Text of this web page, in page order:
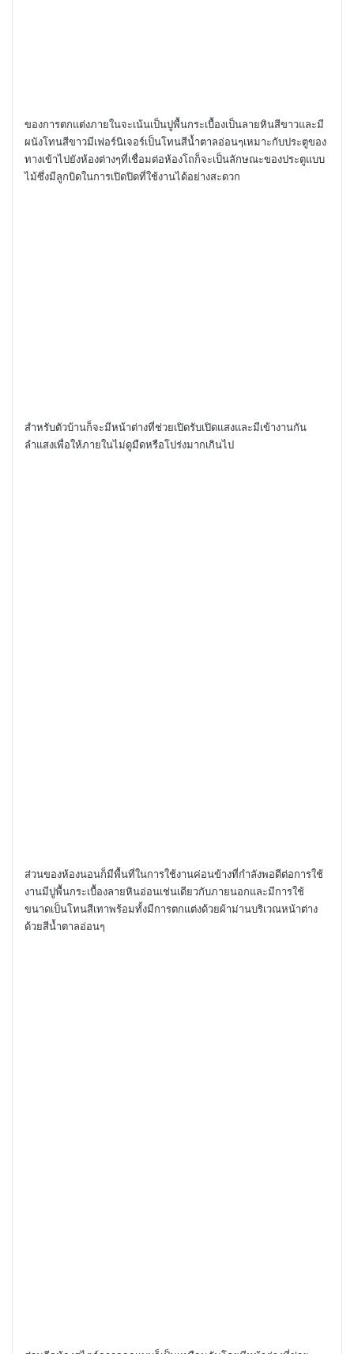
ของการตกแต่งภายในจะเน้นเป็นปูพื้นกระเบื้องเป็นลายหินสีขาวและมี
ผนังโทนสีขาวมีเฟอร์นิเจอร์เป็นโทนสีน้ำตาลอ่อนๆเหมาะกับประตูของ
ทางเข้าไปยังห้องต่างๆที่เชื่อมต่อห้องโถก็จะเป็นลักษณะของประตูแบบ
ไม้ซึ่งมีลูกบิดในการเปิดปิดที่ใช้งานได้อย่างสะดวก
สำหรับตัวบ้านก็จะมีหน้าต่างที่ช่วยเปิดรับเปิดแสงและมีเข้างานกัน
ลำแสงเพื่อให้ภายในไม่ดูมืดหรือโปร่งมากเกินไป
ส่วนของห้องนอนก็มีพื้นที่ในการใช้งานค่อนข้างที่กำลังพอดีต่อการใช้
งานมีปูพื้นกระเบื้องลายหินอ่อนเช่นเดียวกับภายนอกและมีการใช้
ขนาดเป็นโทนสีเทาพร้อมทั้งมีการตกแต่งด้วยผ้าม่านบริเวณหน้าต่าง
ด้วยสีน้ำตาลอ่อนๆ